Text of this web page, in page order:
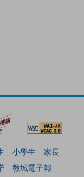
小學生
家長
教城電子報